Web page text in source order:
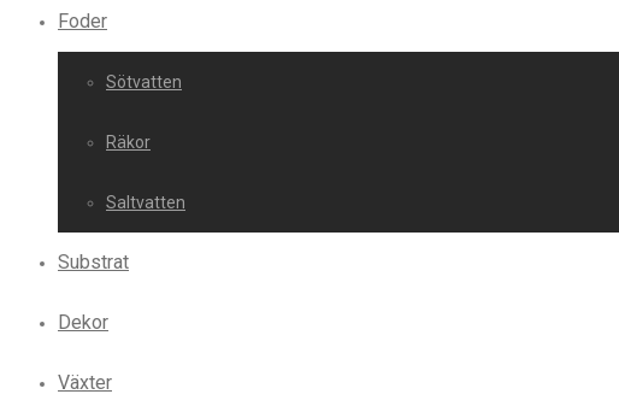
Foder
Sötvatten
Räkor
Saltvatten
Substrat
Dekor
Växter